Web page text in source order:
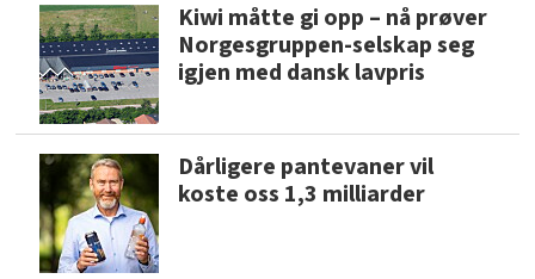
Kiwi måtte gi opp – nå prøver
Norgesgruppen-selskap seg
igjen med dansk lavpris
Dårligere pantevaner vil
koste oss 1,3 milliarder